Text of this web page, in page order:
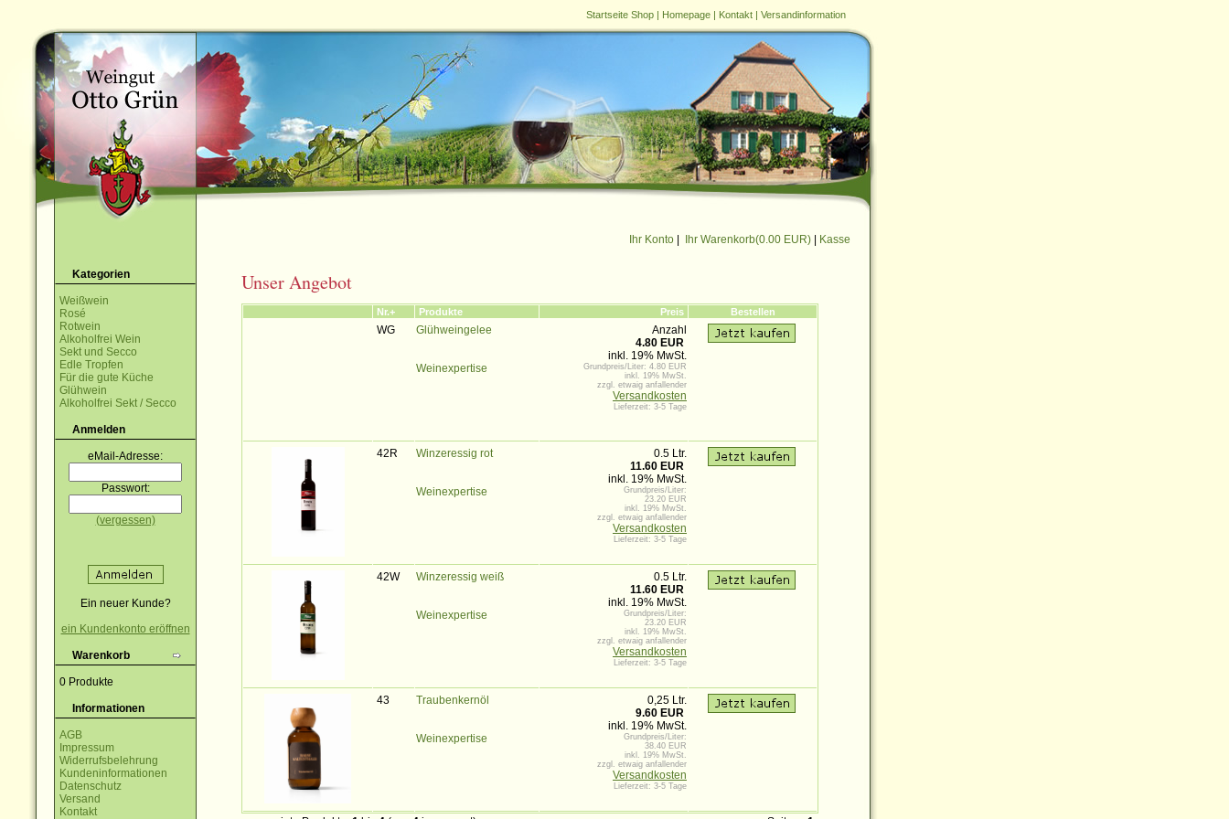
Startseite Shop | Homepage | Kontakt | Versandinformation
Ihr Konto Ihr Warenkorb(0.00 EUR) Kasse
Kategorien
Weißwein
Rosé
Rotwein
Alkoholfrei Wein
Sekt und Secco
Edle Tropfen
Für die gute Küche
Glühwein
Alkoholfrei Sekt / Secco
Anmelden
eMail-Adresse:
Passwort:
(vergessen)
Ein neuer Kunde?
ein Kundenkonto eröffnen
Warenkorb
0 Produkte
Informationen
AGB
Impressum
Widerrufsbelehrung
Kundeninformationen
Datenschutz
Versand
Kontakt
Unser Angebot
Nr.+ Produkte Preis Bestellen
WG Glühweingelee
Weinexpertise
Anzahl
4.80 EUR
inkl. 19% MwSt.
Grundpreis/Liter: 4.80 EUR
inkl. 19% MwSt.
zzgl. etwaig anfallender
Versandkosten
Lieferzeit: 3-5 Tage
42R Winzeressig rot
Weinexpertise
0.5 Ltr.
11.60 EUR
inkl. 19% MwSt.
Grundpreis/Liter:
23.20 EUR
inkl. 19% MwSt.
zzgl. etwaig anfallender
Versandkosten
Lieferzeit: 3-5 Tage
42W Winzeressig weiß
Weinexpertise
0.5 Ltr.
11.60 EUR
inkl. 19% MwSt.
Grundpreis/Liter:
23.20 EUR
inkl. 19% MwSt.
zzgl. etwaig anfallender
Versandkosten
Lieferzeit: 3-5 Tage
43 Traubenkernöl
Weinexpertise
0,25 Ltr.
9.60 EUR
inkl. 19% MwSt.
Grundpreis/Liter:
38.40 EUR
inkl. 19% MwSt.
zzgl. etwaig anfallender
Versandkosten
Lieferzeit: 3-5 Tage